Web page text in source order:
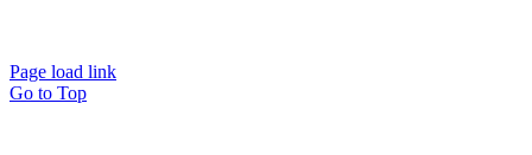
Page load link
Go to Top